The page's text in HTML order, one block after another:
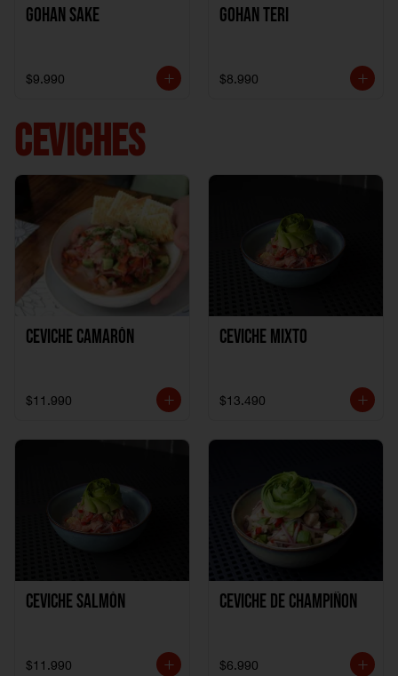
Gohan Sake
$9.990
Gohan Teri
$8.990
CEVICHES
Ceviche Camarón
$11.990
Ceviche Mixto
$13.490
Ceviche Salmón
$11.990
Ceviche de Champiñon
$6.990